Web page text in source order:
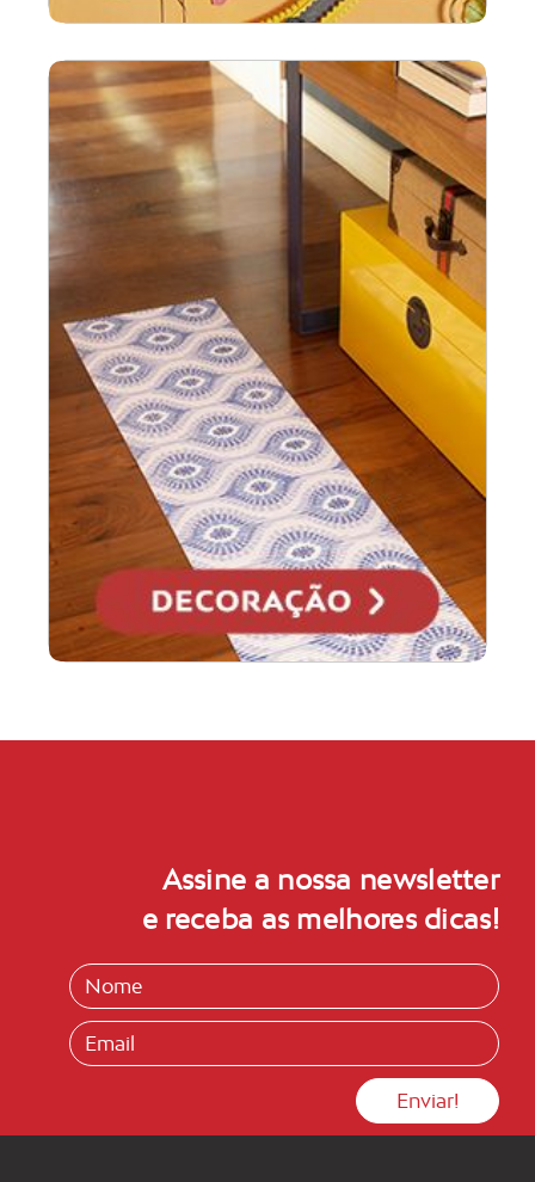
Assine a nossa newsletter
e receba as melhores dicas!